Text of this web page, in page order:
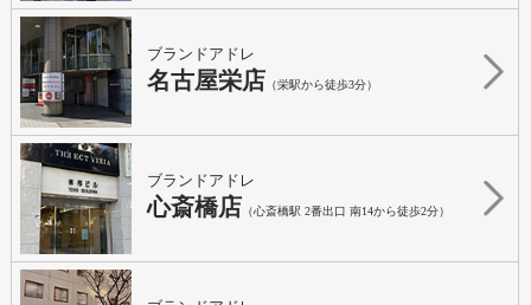
ブランドアドレ
名古屋栄店 （栄駅から徒歩3分）
ブランドアドレ
心斎橋店 （心斎橋駅 2番出口 南14から徒歩2分）